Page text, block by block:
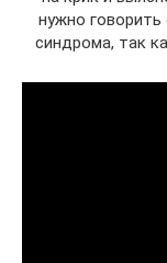
нужно говорить
синдрома, так